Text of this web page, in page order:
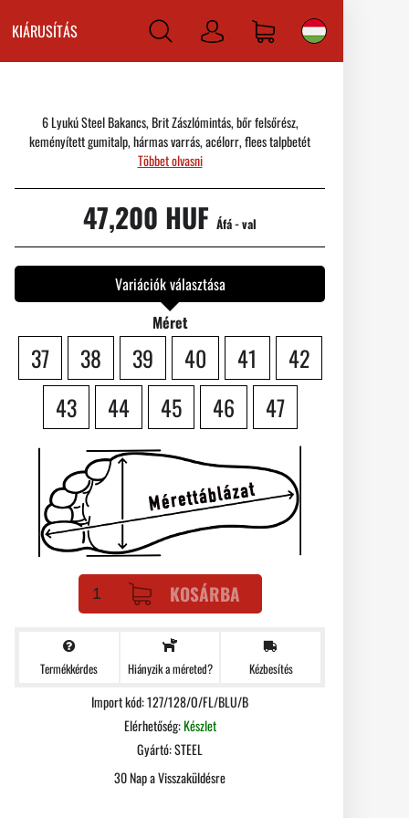
KIÁRUSÍTÁS Bejelentkezni
6 Lyukú Steel Bakancs, Brit Zászlómintás, bőr felsőrész,
keményített gumitalp, hármas varrás, acélorr, flees talpbetét
Többet olvasni
47,200 HUF Áfá - val
Variációk választása
Méret
37 38 39 40 41
42
43
44 45 46 47
KOSÁRBA
Termékkérdes Hiányzik a méreted? Kézbesítés
Import kód: 127/128/O/FL/BLU/B
Elérhetőség:Készlet
Gyártó:STEEL
30 Nap a Visszaküldésre